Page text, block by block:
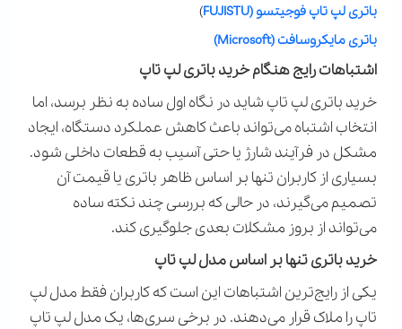
باتری لپ تاپ فوجیتسو (FUJISTU
)
باتری مایکروسافت (Microsoft)
اشتباهات رایج هنگام خرید باتری لپ تاپ
خرید باتری لپ تاپ شاید در نگاه اول ساده به نظر برسد، اما
انتخاب اشتباه می‌تواند باعث کاهش عملکرد دستگاه، ایجاد
مشکل در فرآیند شارژ یا حتی آسیب به قطعات داخلی شود.
بسیاری از کاربران تنها بر اساس ظاهر باتری یا قیمت آن
تصمیم می‌گیرند، در حالی که بررسی چند نکته ساده
می‌تواند از بروز مشکلات بعدی جلوگیری کند.
خرید باتری تنها بر اساس مدل لپ تاپ
یکی از رایج‌ترین اشتباهات این است که کاربران فقط مدل لپ
تاپ را ملاک قرار می‌دهند. در برخی سری‌ها، یک مدل لپ تاپ